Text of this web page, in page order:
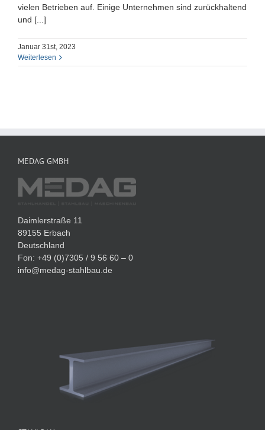
vielen Betrieben auf. Einige Unternehmen sind zurückhaltend
und [...]
Januar 31st, 2023
Weiterlesen
MEDAG GMBH
Daimlerstraße 11
89155 Erbach
Deutschland
Fon: +49 (0)7305 / 9 56 60 – 0
info@medag-stahlbau.de